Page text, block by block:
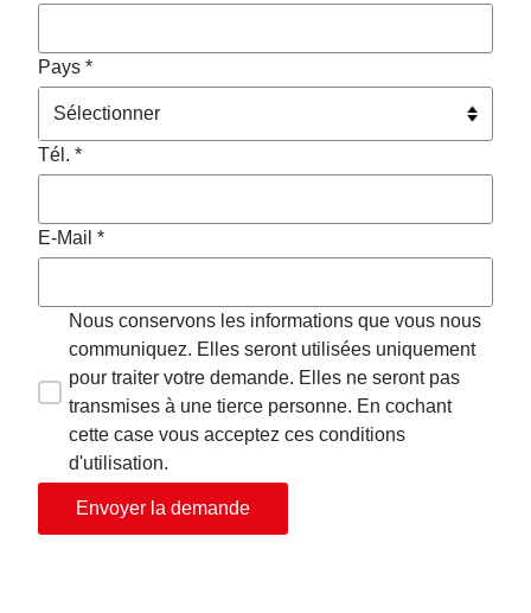
Pays *
Tél. *
E-Mail *
Nous conservons les informations que vous nous
communiquez. Elles seront utilisées uniquement
pour traiter votre demande. Elles ne seront pas
transmises à une tierce personne. En cochant
cette case vous acceptez ces conditions
d'utilisation.
Envoyer la demande